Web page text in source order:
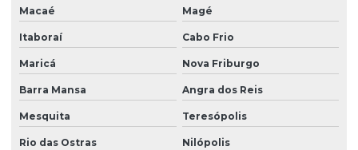
Motor 1/3 cv baixa rotação
Motor 1/3 cv monofásico
Motor de 1/4 cv
Macaé Magé
Itaboraí Cabo Frio
Maricá Nova Friburgo
Barra Mansa Angra dos Reis
Mesquita Teresópolis
Rio das Ostras Nilópolis